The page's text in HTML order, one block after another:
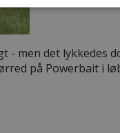
men det lykkedes
på Powerbait i